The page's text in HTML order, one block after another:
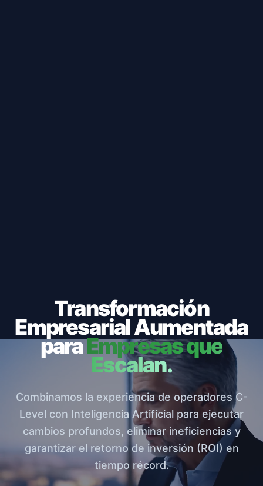
Transformación
Empresarial Aumentada
paraEmpresas que
Escalan.
Combinamos la experiencia de operadores C-
Level con Inteligencia Artificial para ejecutar
cambios profundos, eliminar ineficiencias y
garantizar el retorno de inversión (ROI) en
tiempo récord.